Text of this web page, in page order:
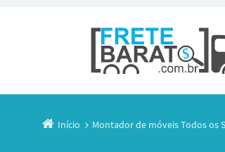
Início Montador de móveis Todos os